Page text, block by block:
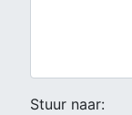
Stuur naar: